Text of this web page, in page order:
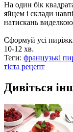
На один бік
яйцем і склади
натискань
Сформуй усі
10-12 хв.
Теги: французькі
тіста рецепт
Дивіться